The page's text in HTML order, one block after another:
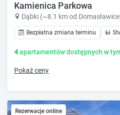
Kamienica Parkowa
Dąbki (~8.1 km od
Bezpłatna zmiana terminu
4apartamentów dostępnych w
Pokaż ceny
Rezerwacje online